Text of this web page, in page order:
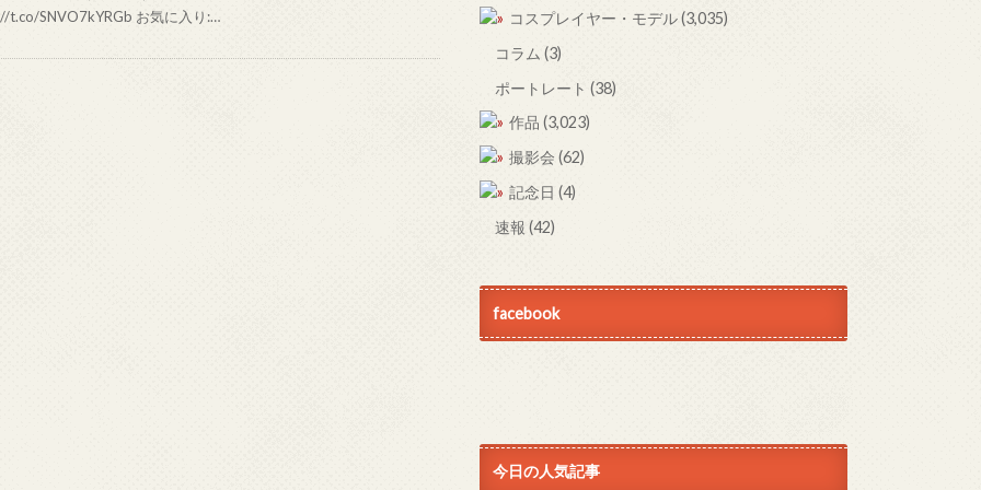
t.co/SNVO7kYRGb お気に入り:…
コスプレイヤー・モデル(3,035)
コラム (3)
ポートレート (38)
作品 (3,023)
撮影会 (62)
記念日 (4)
速報 (42)
facebook
今日の人気記事